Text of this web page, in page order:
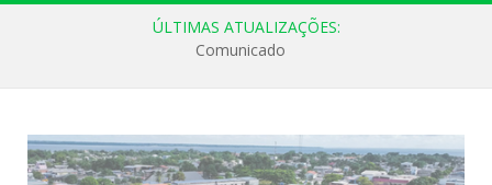
ÚLTIMAS ATUALIZAÇÕES:
Comunicado